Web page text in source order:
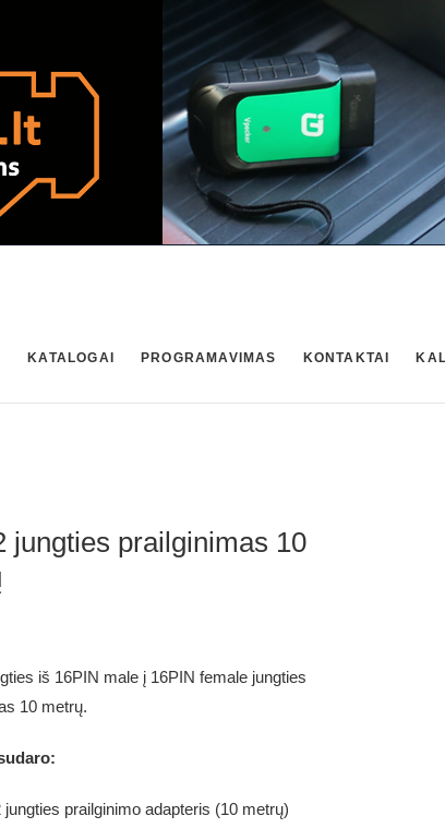
KATALOGAI PROGRAMAVIMAS KONTAKTAI
jungties prailginimas 10
iš 16PIN male į 16PIN female jungties
10 metrų.
jungties prailginimo adapteris (10 metrų)